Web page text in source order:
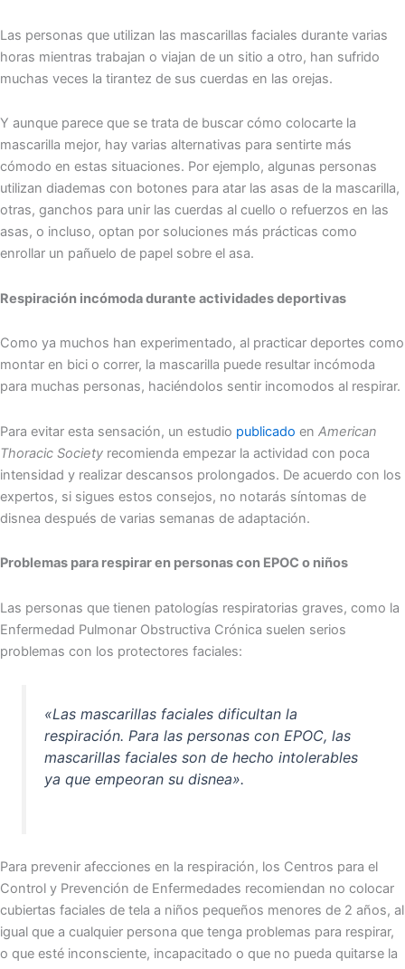
Las personas que utilizan las mascarillas faciales durante varias
horas mientras trabajan o viajan de un sitio a otro, han sufrido
muchas veces la tirantez de sus cuerdas en las orejas.
Y aunque parece que se trata de buscar cómo colocarte la
mascarilla mejor, hay varias alternativas para sentirte más
cómodo en estas situaciones. Por ejemplo, algunas personas
utilizan diademas con botones para atar las asas de la mascarilla,
otras, ganchos para unir las cuerdas al cuello o refuerzos en las
asas, o incluso, optan por soluciones más prácticas como
enrollar un pañuelo de papel sobre el asa.
Respiración incómoda durante actividades deportivas
Como ya muchos han experimentado, al practicar deportes como
montar en bici o correr, la mascarilla puede resultar incómoda
para muchas personas, haciéndolos sentir incomodos al respirar.
Para evitar esta sensación, un estudio publicado en American
Thoracic Society recomienda empezar la actividad con poca
intensidad y realizar descansos prolongados. De acuerdo con los
expertos, si sigues estos consejos, no notarás síntomas de
disnea después de varias semanas de adaptación.
Problemas para respirar en personas con EPOC o niños
Las personas que tienen patologías respiratorias graves, como la
Enfermedad Pulmonar Obstructiva Crónica suelen serios
problemas con los protectores faciales:
«Las mascarillas faciales dificultan la
respiración. Para las personas con EPOC, las
mascarillas faciales son de hecho intolerables
ya que empeoran su disnea».
Para prevenir afecciones en la respiración, los Centros para el
Control y Prevención de Enfermedades recomiendan no colocar
cubiertas faciales de tela a niños pequeños menores de 2 años, al
igual que a cualquier persona que tenga problemas para respirar,
o que esté inconsciente, incapacitado o que no pueda quitarse la